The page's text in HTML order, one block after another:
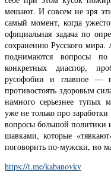
мешают. И совсем не зря
самый момент, когда
официальная задача по
сохранению Русского мира.
поднимаются вопросы по
конкретных диаспор,
русофобии и главное —
противостоять здоровым
намного серьезнее тупых
уже не только про
вопросы большой политики
шавками, которые
поговорить по-мужски, но
https://t.me/kabanovkv